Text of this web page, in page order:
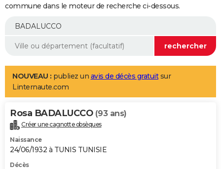
Essais
Réserver un essai
Citadines
Berlines
SUV
Forum auto
+
Mobiles
Meilleur smartphone
Internet
Ordinateurs
Jeux vidéo
Guide high-tech
Aménagement intérieur
LIFESTYLE
Art de vivre
Bien-être
Loisirs
Mode
Modes de vie
Alimentation
Guide de la santé
Maladies
Médicaments
Sommeil
VOYAGE
Destinations
City break
Voyage nature
Voyage de noces
Forum
Climat
+PHOTO
GUIDES D'ACHAT
commune dans le moteur de recherche ci-dessous.
NOUVEAU : publiez un avis de décès gratuitsur
Linternaute.com
Rosa BADALUCCO (93 ans)
Créer une cagnotte obsèques
Naissance
24/06/1932 à TUNIS TUNISIE
Décès